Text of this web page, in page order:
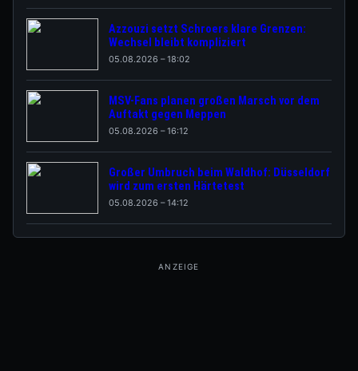
Azzouzi setzt Schroers klare Grenzen:
Wechsel bleibt kompliziert
05.08.2026 – 18:02
MSV-Fans planen großen Marsch vor dem
Auftakt gegen Meppen
05.08.2026 – 16:12
Großer Umbruch beim Waldhof: Düsseldorf
wird zum ersten Härtetest
05.08.2026 – 14:12